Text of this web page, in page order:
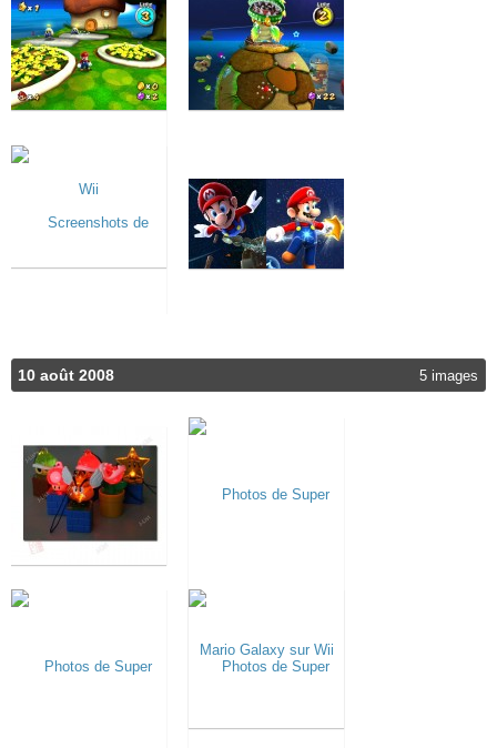
10 août 2008 5 images